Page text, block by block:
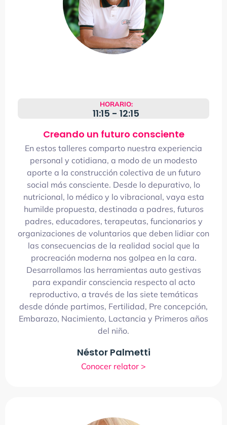
HORARIO:
11:15 - 12:15
Creando un futuro consciente
En estos talleres comparto nuestra experiencia
personal y cotidiana, a modo de un modesto
aporte a la construcción colectiva de un futuro
social más consciente. Desde lo depurativo, lo
nutricional, lo médico y lo vibracional, vaya esta
humilde propuesta, destinada a padres, futuros
padres, educadores, terapeutas, funcionarios y
organizaciones de voluntarios que deben lidiar con
las consecuencias de la realidad social que la
procreación moderna nos golpea en la cara.
Desarrollamos las herramientas auto gestivas
para expandir consciencia respecto al acto
reproductivo, a través de las siete temáticas
desde dónde partimos, Fertilidad, Pre concepción,
Embarazo, Nacimiento, Lactancia y Primeros años
del niño.
Néstor Palmetti
Conocer relator >